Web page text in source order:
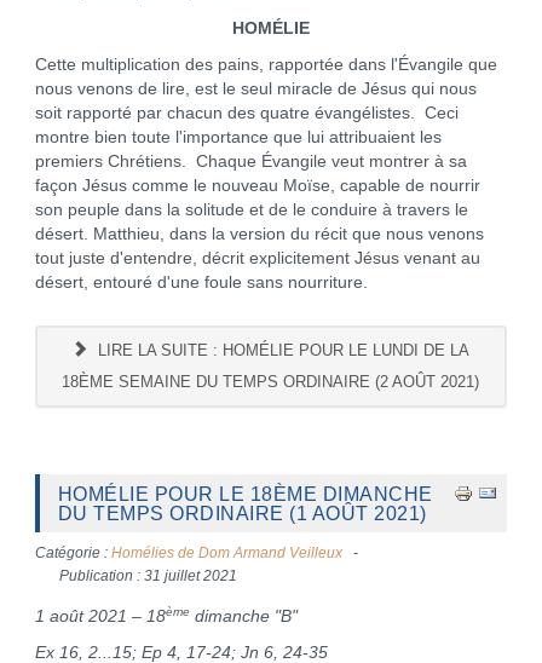
HOMÉLIE
Cette multiplication des pains, rapportée dans l'Évangile que
nous venons de lire, est le seul miracle de Jésus qui nous
soit rapporté par chacun des quatre évangélistes. Ceci
montre bien toute l'importance que lui attribuaient les
premiers Chrétiens. Chaque Évangile veut montrer à sa
façon Jésus comme le nouveau Moïse, capable de nourrir
son peuple dans la solitude et de le conduire à travers le
désert. Matthieu, dans la version du récit que nous venons
tout juste d'entendre, décrit explicitement Jésus venant au
désert, entouré d'une foule sans nourriture.
LIRE LA SUITE : HOMÉLIE POUR LE LUNDI DE LA
18ÈME SEMAINE DU TEMPS ORDINAIRE (2 AOÛT 2021)
HOMÉLIE POUR LE 18ÈME DIMANCHE
DU TEMPS ORDINAIRE (1 AOÛT 2021)
Catégorie : Homélies de Dom Armand Veilleux
Publication : 31 juillet 2021
1 août 2021 – 18ème dimanche "B"
Ex 16, 2...15; Ep 4, 17-24; Jn 6, 24-35